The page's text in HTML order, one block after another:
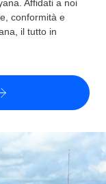
ogni Paese
in modo
Affidati a noi
conformità e
il tutto in